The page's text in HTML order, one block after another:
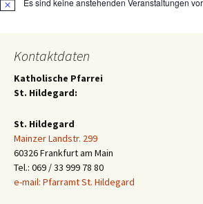
HinweisEs sind keine anstehenden Veranstaltungen
Kontaktdaten
Katholische Pfarrei
St. Hildegard:
St. Hildegard
Mainzer Landstr. 299
60326 Frankfurt am Main
Tel.: 069 / 33 999 78 80
e-mail: Pfarramt St. Hildegard